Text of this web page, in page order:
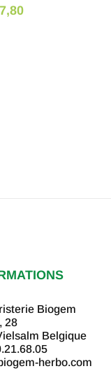
Biogem
28
Belgique
herbo.com